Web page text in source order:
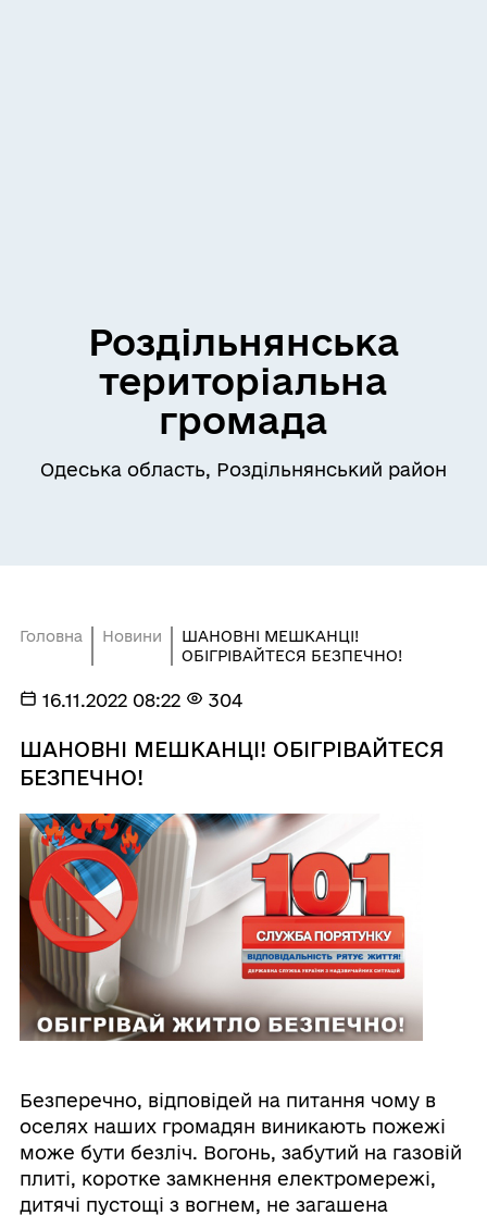
Роздільнянська
територіальна
громада
Одеська область, Роздільнянський район
Головна Новини
ШАНОВНІ МЕШКАНЦІ!
ОБІГРІВАЙТЕСЯ БЕЗПЕЧНО!
16.11.2022 08:22 304
ШАНОВНІ МЕШКАНЦІ! ОБІГРІВАЙТЕСЯ
БЕЗПЕЧНО!
Безперечно, відповідей на питання чому в
оселях наших громадян виникають пожежі
може бути безліч. Вогонь, забутий на газовій
плиті, коротке замкнення електромережі,
дитячі пустощі з вогнем, не загашена